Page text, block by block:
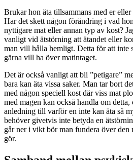
Brukar hon äta tillsammans med er
Har det skett någon förändring i vad
nyttigare mat eller annan typ av kost?
vanligt vid ätstörning att ätandet eller
man vill hålla hemligt. Detta för att inte
gärna vill ha över matintaget.
Det är också vanligt att bli ”petigare”
bara kan äta vissa saker. Man tar bort
med någon speciell kost där viss mat
med magen kan också handla om detta,
anledning till varför en inte kan äta så
behöver givetvis inte betyda en
går ner i vikt bör man fundera över den
gör.